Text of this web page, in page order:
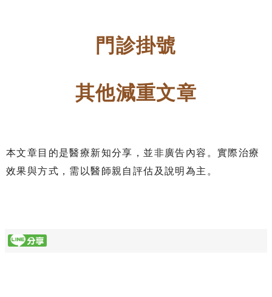
門診掛號
其他減重文章
本文章目的是醫療新知分享，並非廣告內容。實際治療
效果與方式，需以醫師親自評估及說明為主。